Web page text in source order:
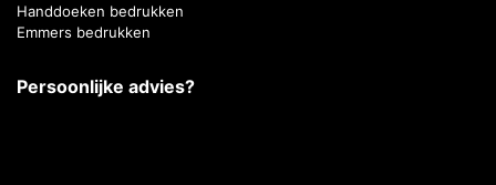
Handdoeken bedrukken
Emmers bedrukken
Persoonlijke advies?